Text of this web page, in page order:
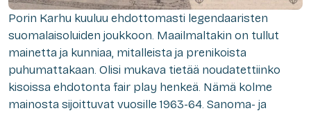
Porin Karhu kuuluu ehdottomasti legendaaristen
suomalaisoluiden joukkoon. Maailmaltakin on tullut
mainetta ja kunniaa, mitalleista ja prenikoista
puhumattakaan. Olisi mukava tietää noudatettiinko
kisoissa ehdotonta fair play henkeä. Nämä kolme
mainosta sijoittuvat vuosille 1963-64. Sanoma- ja